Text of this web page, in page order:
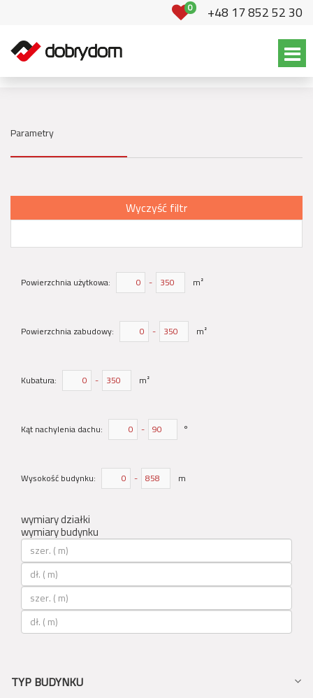
0 +48 17 852 52 30
Parametry
Wyczyść filtr
Powierzchnia użytkowa: - m²
Powierzchnia zabudowy: - m²
Kubatura: - m²
Kąt nachylenia dachu: - °
Wysokość budynku: - m
wymiary działki
wymiary budynku
TYP BUDYNKU